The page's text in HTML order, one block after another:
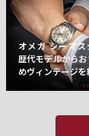
オメガ シーマス
歴代モデルから
めヴィンテージを